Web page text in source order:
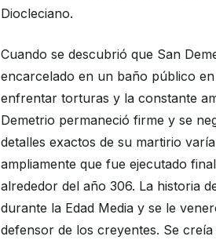
Diocleciano.
Cuando se descubrió que San
encarcelado en un baño público
enfrentar torturas y la constante
Demetrio permaneció firme y se
detalles exactos de su martirio
ampliamente que fue ejecutado
alrededor del año 306. La historia
durante la Edad Media y se le
defensor de los creyentes. Se